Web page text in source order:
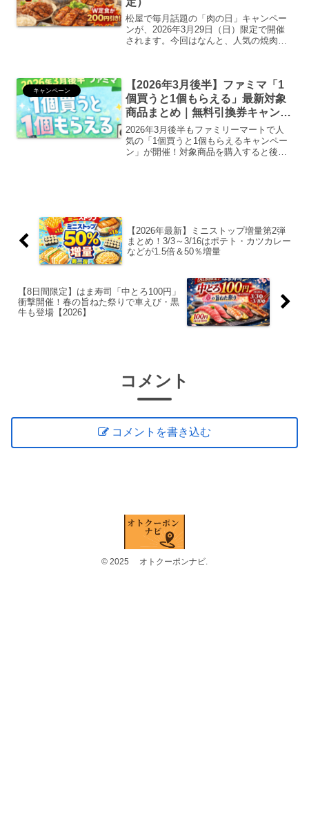
松屋で毎月話題の「肉の日」キャンペー
ンが、2026年3月29日（日）限定で開催
されます。今回はなんと、人気の焼肉定
す。この記事...
キャンペーン
【2026年3月後半】ファミマ「1
個買うと1個もらえる」最新対象
商品まとめ｜無料引換券キャンペ
ーン
2026年3月後半もファミリーマートで人
気の「1個買うと1個もらえるキャンペー
ン」が開催！対象商品を購入すると後日
【2026年最新】ミニストップ増量第2弾
まとめ！3/3～3/16はポテト・カツカレー
などが1.5倍＆50％増量
【8日間限定】はま寿司「中とろ100円」
衝撃開催！春の旨ねた祭りで車えび・黒
牛も登場【2026】
コメント
コメントを書き込む
© 2025 オトクーポンナビ.